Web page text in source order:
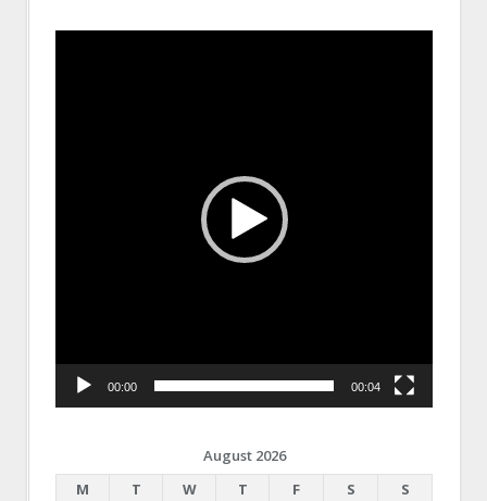
00:00 00:04
August 2026
M
T W T F S
S